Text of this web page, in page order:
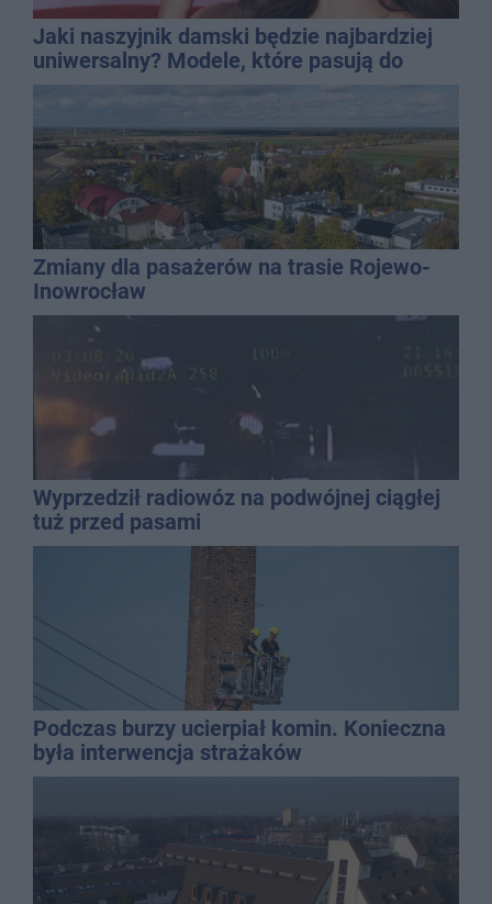
Jaki naszyjnik damski będzie najbardziej
uniwersalny? Modele, które pasują do
wielu stylizacji
Zmiany dla pasażerów na trasie Rojewo-
Inowrocław
Wyprzedził radiowóz na podwójnej ciągłej
tuż przed pasami
Podczas burzy ucierpiał komin. Konieczna
była interwencja strażaków